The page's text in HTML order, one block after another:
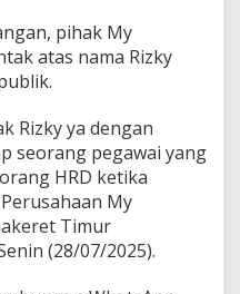
pihak My
atas nama Rizky
Rizky ya dengan
seorang pegawai yang
HRD ketika
My
Timur
(28/07/2025).